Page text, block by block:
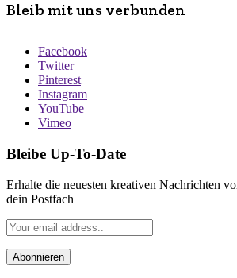
Bleib mit uns verbunden
Facebook
Twitter
Pinterest
Instagram
YouTube
Vimeo
Bleibe Up-To-Date
Erhalte die neuesten kreativen Nachrichten
dein Postfach